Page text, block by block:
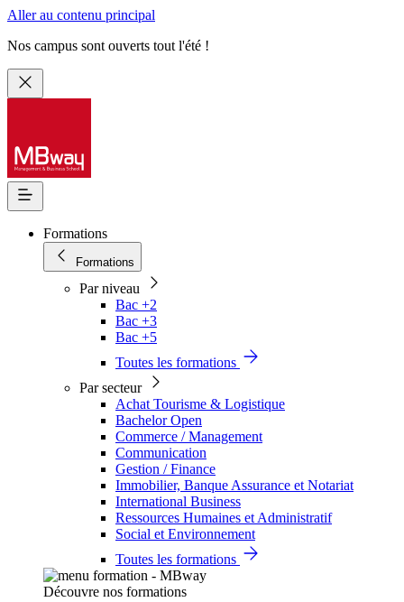
Aller au contenu principal
Nos campus sont ouverts tout l'été !
Formations
Formations
Par niveau
Bac +2
Bac +3
Bac +5
Toutes les formations
Par secteur
Achat Tourisme & Logistique
Bachelor Open
Commerce / Management
Communication
Gestion / Finance
Immobilier, Banque Assurance et Notariat
International Business
Ressources Humaines et Administratif
Social et Environnement
Toutes les formations
Découvre nos formations